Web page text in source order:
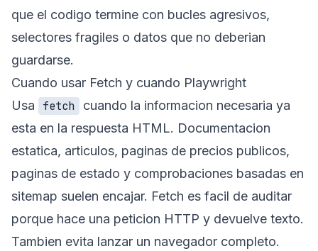
que el codigo termine con bucles agresivos,
selectores fragiles o datos que no deberian
guardarse.
Cuando usar Fetch y cuando Playwright
Usa
fetch
cuando la informacion necesaria ya
esta en la respuesta HTML. Documentacion
estatica, articulos, paginas de precios publicos,
paginas de estado y comprobaciones basadas en
sitemap suelen encajar. Fetch es facil de auditar
porque hace una peticion HTTP y devuelve texto.
Tambien evita lanzar un navegador completo.